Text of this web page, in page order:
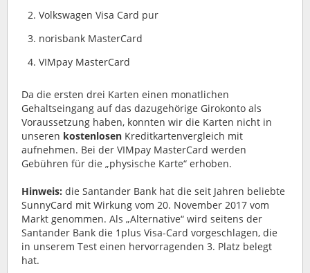
Volkswagen Visa Card pur
norisbank MasterCard
VIMpay MasterCard
Da die ersten drei Karten einen monatlichen
Gehaltseingang auf das dazugehörige Girokonto als
Voraussetzung haben, konnten wir die Karten nicht in
unseren kostenlosen Kreditkartenvergleich mit
aufnehmen. Bei der VIMpay MasterCard werden
Gebühren für die „physische Karte“ erhoben.
Hinweis: die Santander Bank hat die seit Jahren beliebte
SunnyCard mit Wirkung vom 20. November 2017 vom
Markt genommen. Als „Alternative“ wird seitens der
Santander Bank die 1plus Visa-Card vorgeschlagen, die
in unserem Test einen hervorragenden 3. Platz belegt
hat.